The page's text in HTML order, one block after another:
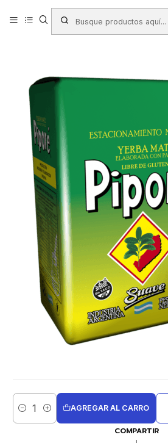
Productos ALMACEN Yerba Mate
YERBA MATE PIPORE SUAVE 250 GRS
Cantidad
AGREGAR AL CARRO
COMPARTIR